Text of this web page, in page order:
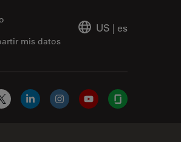
mis datos
US | es
X LinkedInInstagramYouTubeGlassdoor